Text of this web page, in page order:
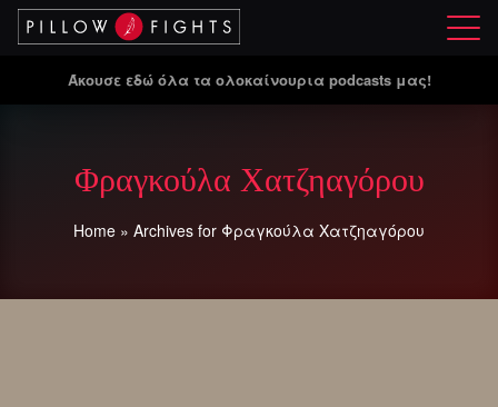
Μ
ο
Άκουσε εδώ όλα τα ολοκαίνουρια podcasts μας!
Φραγκούλα Χατζηαγόρου
Home » Archives for Φραγκούλα Χατζηαγόρου